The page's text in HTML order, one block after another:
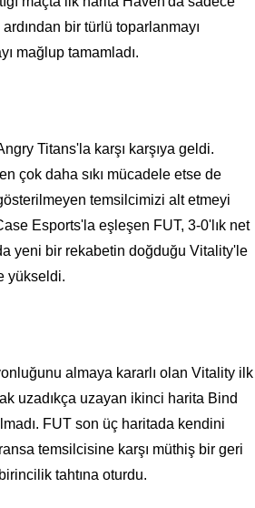
bir türlü toparlanmayı
mağlup tamamladı.
Titans'la karşı karşıya geldi.
çok daha sıkı mücadele etse de
temsilcimizi alt etmeyi
Esports'la eşleşen FUT, 3-0'lık net
yeni bir rekabetin doğduğu Vitality'le
yükseldi.
almaya kararlı olan Vitality ilk
uzadıkça uzayan ikinci harita Bind
FUT son üç haritada kendini
temsilcisine karşı müthiş bir geri
tahtına oturdu.